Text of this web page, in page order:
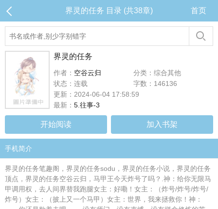
界灵的任务 目录 (共38章) 首页
界灵的任务
作者： 空谷云归
分类：综合其他
状态：连载
字数：146136
更新：2024-06-04 17:58:59
最新： 5.往事-3
开始阅读 加入书架
手机简介
界灵的任务笔趣阁，界灵的任务sodu，界灵的任务小说，界灵的任务
顶点，界灵的任务空谷云归，马甲王今天炸号了吗？.神：给你无限马
甲调用权，去人间界替我跑腿女主：好嘞！女主：（炸号/炸号/炸号/
炸号）女主：（披上又一个马甲）女主：世界，我来拯救你！神：